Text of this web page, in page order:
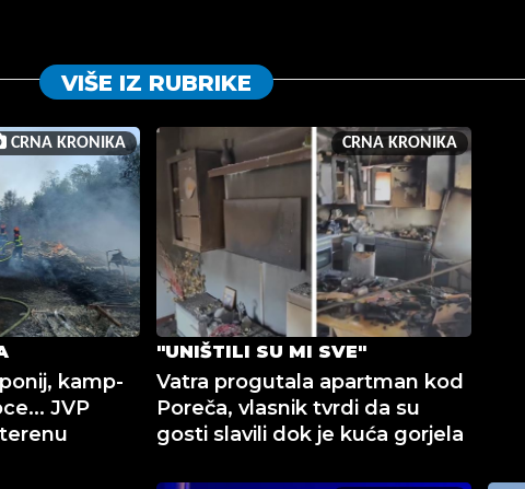
VIŠE IZ RUBRIKE
CRNA KRONIKA
kamp-
JVP
CRNA KRONIKA
"UNIŠTILI SU MI SVE"
Vatra progutala apartman kod
Poreča, vlasnik tvrdi da su
gosti slavili dok je kuća gorjela